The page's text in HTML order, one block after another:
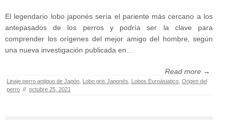
El legendario lobo japonés sería el pariente más cercano a los
antepasados de los perros y podría ser la clave para
comprender los orígenes del mejor amigo del hombre, según
una nueva investigación publicada en…
Read more →
Linaje perro antiguo de Japón Lobo gris Japonés Lobos Euroásiatico Origen del
perro // octubre 25, 2021